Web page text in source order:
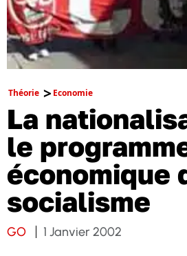
Théorie Economie
La
le
économique
socialisme
GO 1 Janvier 2002